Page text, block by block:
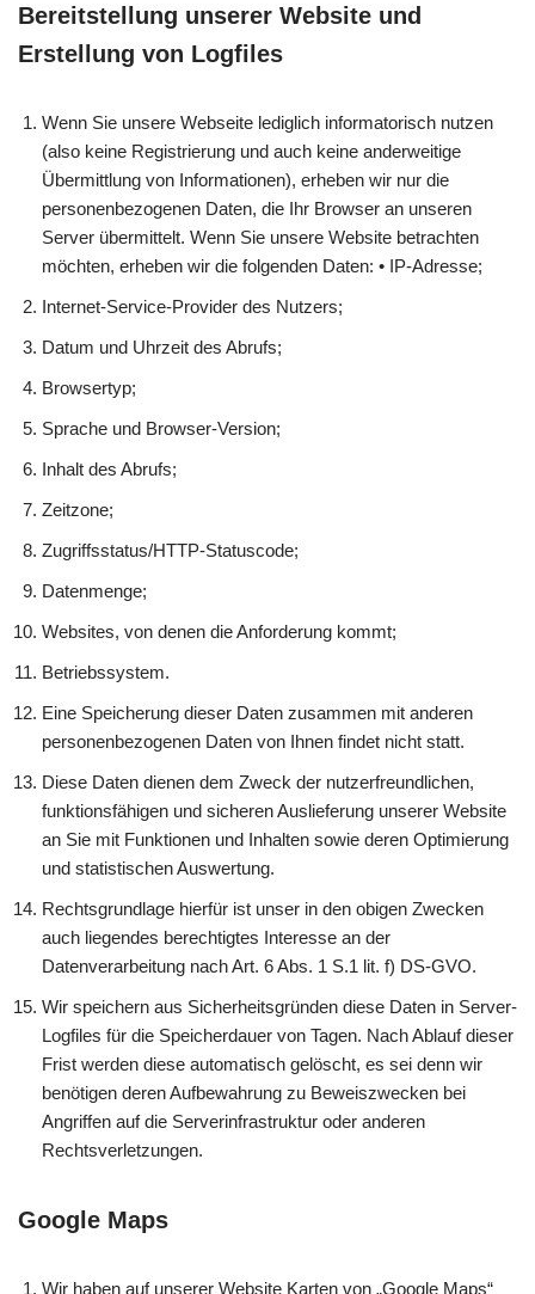
Bereitstellung unserer Website und
Erstellung von Logfiles
Wenn Sie unsere Webseite lediglich informatorisch nutzen
(also keine Registrierung und auch keine anderweitige
Übermittlung von Informationen), erheben wir nur die
personenbezogenen Daten, die Ihr Browser an unseren
Server übermittelt. Wenn Sie unsere Website betrachten
möchten, erheben wir die folgenden Daten: • IP-Adresse;
Internet-Service-Provider des Nutzers;
Datum und Uhrzeit des Abrufs;
Browsertyp;
Sprache und Browser-Version;
Inhalt des Abrufs;
Zeitzone;
Zugriffsstatus/HTTP-Statuscode;
Datenmenge;
Websites, von denen die Anforderung kommt;
Betriebssystem.
Eine Speicherung dieser Daten zusammen mit anderen
personenbezogenen Daten von Ihnen findet nicht statt.
Diese Daten dienen dem Zweck der nutzerfreundlichen,
funktionsfähigen und sicheren Auslieferung unserer Website
an Sie mit Funktionen und Inhalten sowie deren Optimierung
und statistischen Auswertung.
Rechtsgrundlage hierfür ist unser in den obigen Zwecken
auch liegendes berechtigtes Interesse an der
Datenverarbeitung nach Art. 6 Abs. 1 S.1 lit. f) DS-GVO.
Wir speichern aus Sicherheitsgründen diese Daten in Server-
Logfiles für die Speicherdauer von Tagen. Nach Ablauf dieser
Frist werden diese automatisch gelöscht, es sei denn wir
benötigen deren Aufbewahrung zu Beweiszwecken bei
Angriffen auf die Serverinfrastruktur oder anderen
Rechtsverletzungen.
Google Maps
Wir haben auf unserer Website Karten von „Google Maps“